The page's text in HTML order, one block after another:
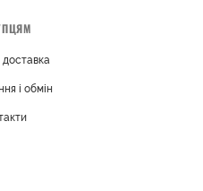
доставка
і обмін